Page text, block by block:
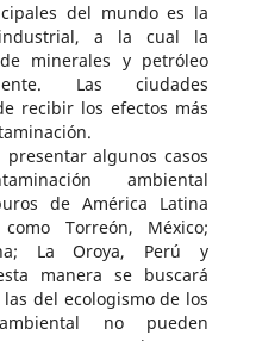
del mundo es la
industrial, a la cual la
minerales y petróleo
Las ciudades
recibir los efectos más
algunos casos
ambiental
de América Latina
Torreón, México;
La Oroya, Perú y
manera se buscará
del ecologismo de los
no pueden